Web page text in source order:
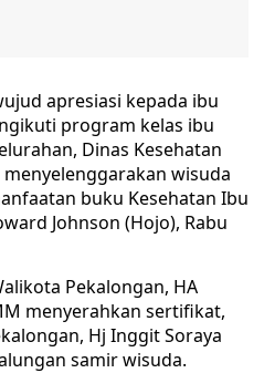
apresiasi kepada ibu
program kelas ibu
Dinas Kesehatan
wisuda
buku Kesehatan Ibu
Johnson (Hojo), Rabu
Pekalongan, HA
menyerahkan sertifikat,
Hj Inggit Soraya
samir wisuda.